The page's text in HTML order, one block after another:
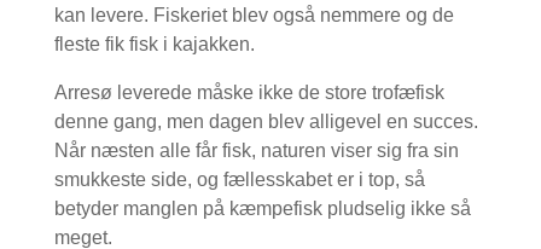
kan levere. Fiskeriet blev også nemmere og de
fleste fik fisk i kajakken.
Arresø leverede måske ikke de store trofæfisk
denne gang, men dagen blev alligevel en succes.
Når næsten alle får fisk, naturen viser sig fra sin
smukkeste side, og fællesskabet er i top, så
betyder manglen på kæmpefisk pludselig ikke så
meget.